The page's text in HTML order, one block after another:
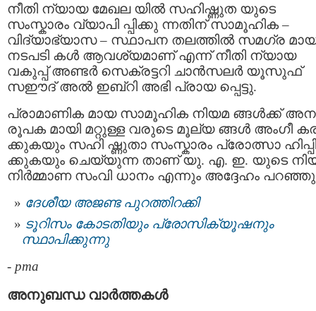
നീതി ന്യായ മേഖല യില്‍ സഹിഷ്ണുത യുടെ
സംസ്കാരം വ്യാപി പ്പിക്കു ന്നതിന് സാമൂഹിക –
വിദ്യാഭ്യാസ – സ്ഥാപന തലത്തില്‍ സമഗ്ര
നടപടി കള്‍ ആവശ്യമാണ് എന്ന് നീതി ന്യായ
വകുപ്പ് അണ്ടര്‍ സെക്രട്ടറി ചാന്‍സലര്‍ യൂസുഫ്
സഈദ് അല്‍ ഇബ്റി അഭി പ്രായ പ്പെട്ടു.
പ്രാമാണിക മായ സാമൂഹിക നിയമ ങ്ങള്‍ക്ക്
രൂപക മായി മറ്റുള്ള വരുടെ മൂല്യ ങ്ങള്‍ അംഗീ
ക്കുകയും സഹി ഷ്ണുതാ സംസ്കാരം പ്രോത്സാ ഹിപ്പി
ക്കുകയും ചെയ്യുന്ന താണ് യു. എ. ഇ. യുടെ
നിര്‍മ്മാണ സംവി ധാനം എന്നും അദ്ദേഹം
ദേശീയ അജണ്ട പുറത്തിറക്കി
ടൂറിസം കോടതിയും പ്രോസിക്യൂഷനും
സ്ഥാപിക്കുന്നു
- pma
അനുബന്ധ വാര്‍ത്തകള്‍